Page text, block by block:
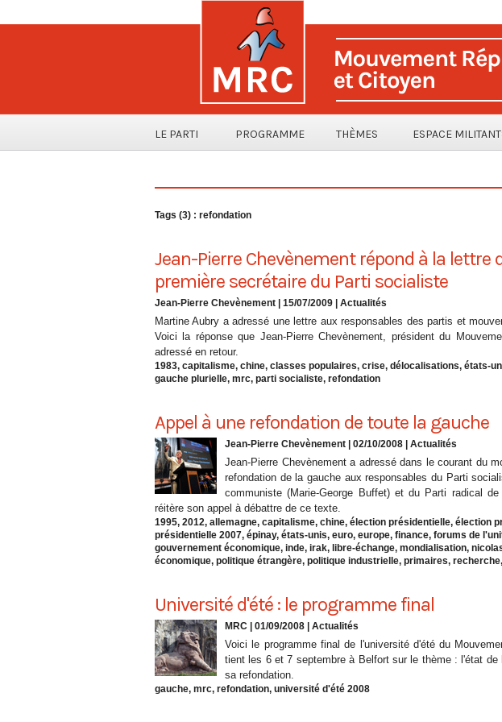
LE PARTI PROGRAMME THÈMES ESPACE
Tags (3) : refondation
Jean-Pierre Chevènement répond à la lettre
première secrétaire du Parti socialiste
Jean-Pierre Chevènement | 15/07/2009 Actualités
Martine Aubry a adressé une lettre aux responsables des partis et
Voici la réponse que Jean-Pierre Chevènement, président du
adressé en retour.
1983, capitalisme, chine, classes populaires, crise, délocalisations, états-
gauche plurielle, mrc, parti socialiste, refondation
Appel à une refondation de toute la gauche
Jean-Pierre Chevènement | 02/10/2008 Actualités
Jean-Pierre Chevènement a adressé dans le courant du
refondation de la gauche aux responsables du Parti
communiste (Marie-George Buffet) et du Parti radical de
réitère son appel à débattre de ce texte.
1995, 2012, allemagne, capitalisme, chine, élection présidentielle, élection
présidentielle 2007, épinay, états-unis, euro, europe, finance, forums de
gouvernement économique, inde, irak, libre-échange, mondialisation,
économique, politique étrangère, politique industrielle, primaires, recherche,
Université d'été : le programme final
MRC | 01/09/2008 Actualités
Voici le programme final de l'université d'été du
tient les 6 et 7 septembre à Belfort sur le thème : l'état
sa refondation.
gauche, mrc, refondation, université d'été 2008